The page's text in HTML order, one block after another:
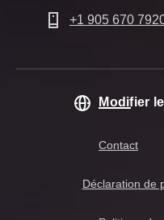
+1 905 670
Modifier
Contact
Déclaration de